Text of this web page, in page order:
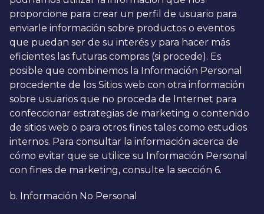
proporcione para crear un perfil de usuario para
enviarle información sobre productos o eventos
que puedan ser de su interés y para hacer más
eficientes las futuras compras (si procede). Es
posible que combinemos la Información Personal
procedente de los Sitios web con otra información
sobre usuarios que no proceda de Internet para
confeccionar estrategias de marketing o contenido
de sitios web o para otros fines tales como estudios
internos. Para consultar la información acerca de
cómo evitar que se utilice su Información Personal
con fines de marketing, consulte la sección 6.
b. Información No Personal